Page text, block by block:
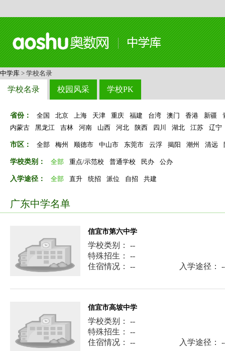
中学库 > 学校名录
学校名录 校园风采 学校PK
省份： 全国 北京 上海 天津 重庆 福建 台湾 澳门 香港 新疆
内蒙古
黑龙江 吉林 河南 山西 河北 陕西 四川 湖北 江苏 辽宁
市区： 全部 梅州 顺德市 中山市 东莞市 云浮 揭阳 潮州 清远
学校类别： 全部 重点/示范校 普通学校 民办 公办
入学途径： 全部 直升 统招 派位 自招 共建
广东中学名单
信宜市第六中学
学校类别： --
特殊招生： --
住宿情况： --
入学途径：
信宜市高坡中学
学校类别： --
特殊招生： --
住宿情况： --
入学途径：